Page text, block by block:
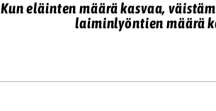
Kun eläinten määrä kasvaa,
laiminlyöntien määrä